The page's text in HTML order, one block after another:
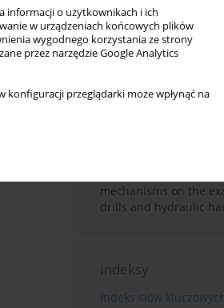
informacji o użytkownikach i ich
w urządzeniach końcowych plików
wygodnego korzystania ze strony
przez narzędzie Google Analytics
konfiguracji przeglądarki może wpłynąć na
Najczęściej czytane
Miesiąc
Rok
Methodology for
method selection
New theoretical
indentation rolling
Evaluation of the
mechanisms on the
drills and hydraulic
Indeksy
Indeks słów kluczowych